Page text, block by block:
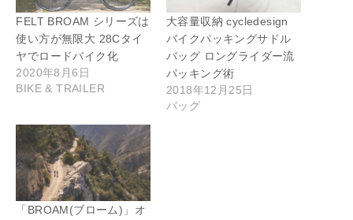
FELT BROAM シリーズは
使い方が無限大 28Cタイ
ヤでロードバイク化
2020年8月6日
BIKE & TRAILER
大容量収納 cycledesign
バイクパッキングサドル
バッグ ロングライダー流
パッキング術
2018年12月25日
バッグ
「BROAM(ブローム)」オ